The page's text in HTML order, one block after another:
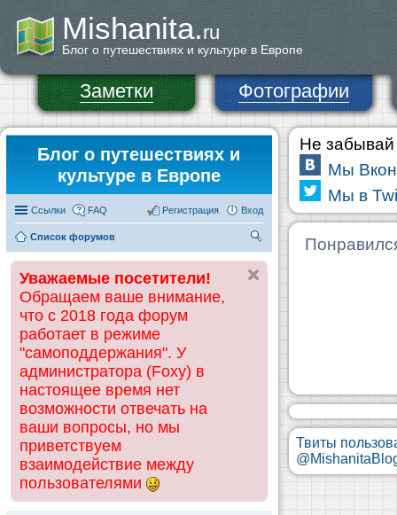
Mishanita.ru
Блог о путешествиях и культуре в Европе
Заметки Фотографии
Блог о путешествиях и
культуре в Европе
Ссылки FAQ Вход
Регистрация
Список форумов
ск
Уважаемые посетители!
Обращаем ваше внимание,
что с 2018 года форум
работает в режиме
"самоподдержания". У
администратора (Foxy) в
настоящее время нет
возможности отвечать на
ваши вопросы, но мы
приветствуем
взаимодействие между
пользователями
Не забывай
Мы
Мы в
Твиты